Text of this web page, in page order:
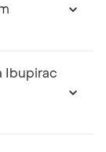
Ibupirac